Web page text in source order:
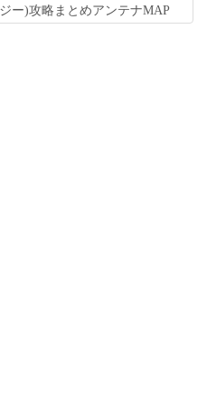
ー)攻略まとめアンテナMAP